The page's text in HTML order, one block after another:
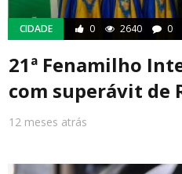
CIDADE 0 2640 0
21ª Fenamilho
com superávit de
12 meses atrás